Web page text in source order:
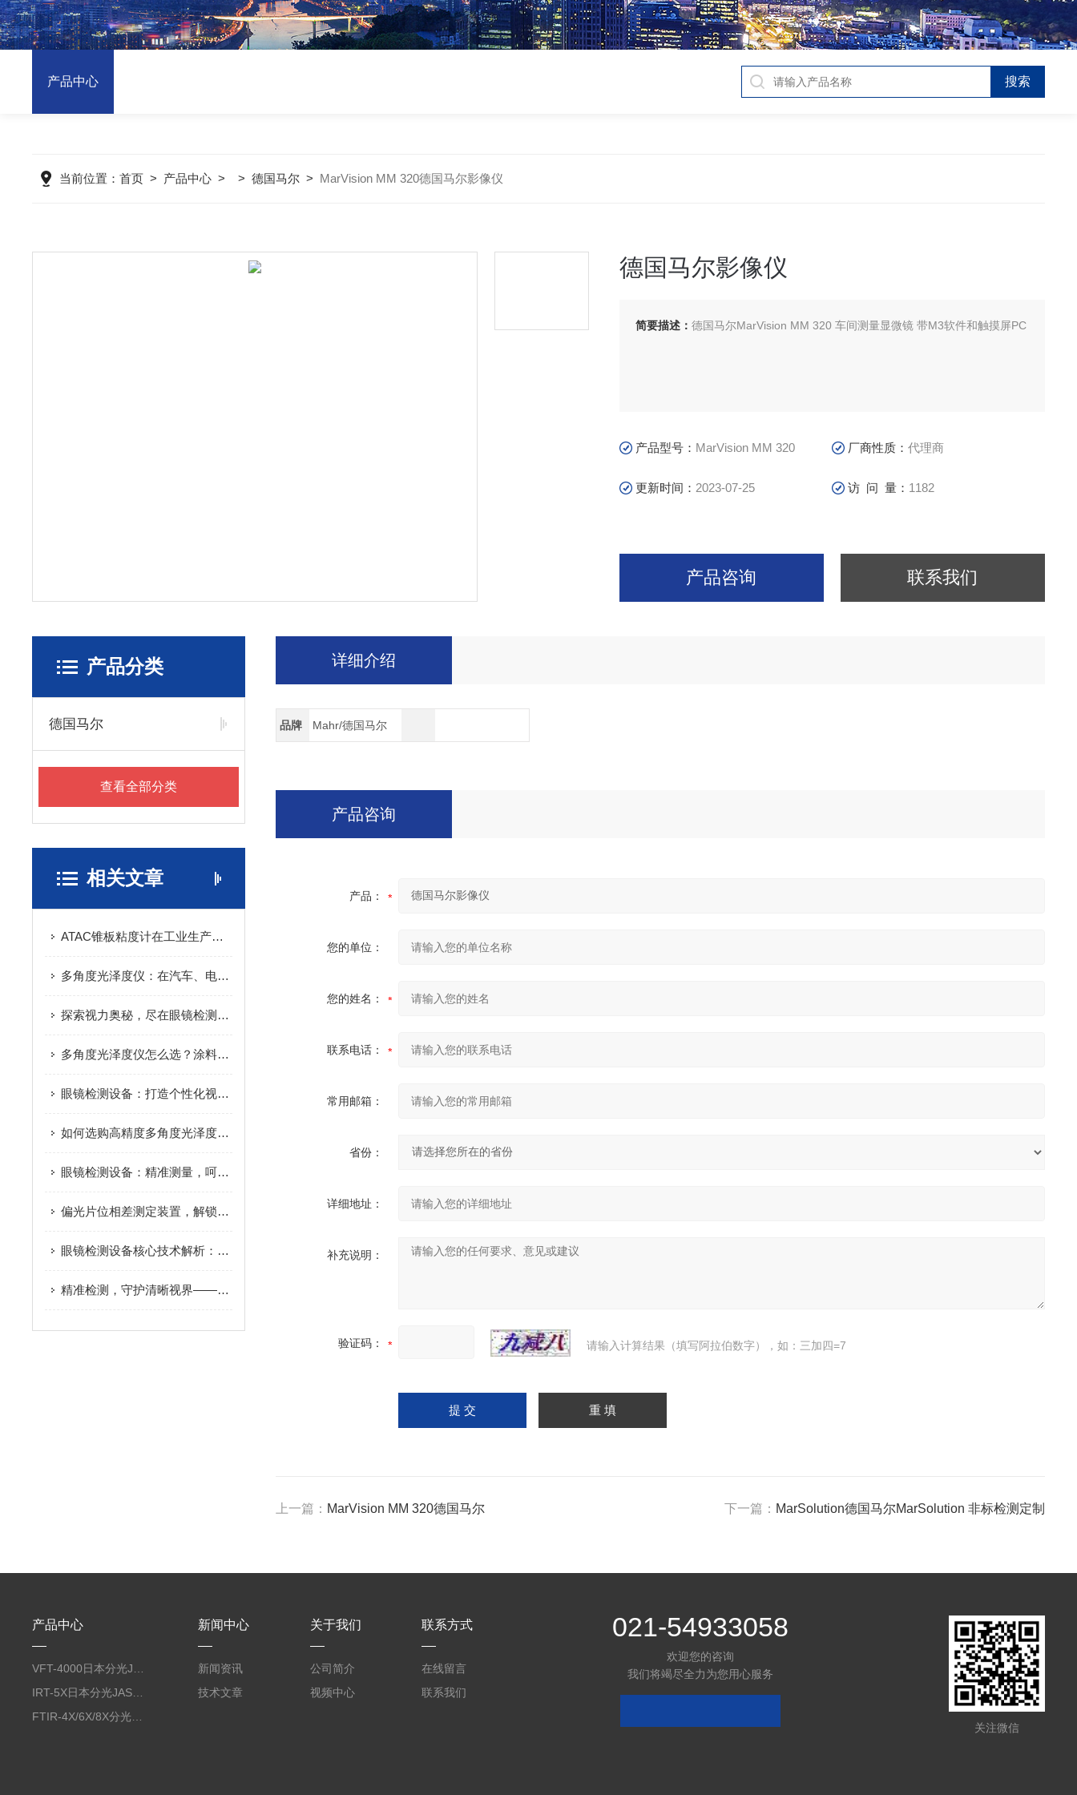
产品中心
当前位置：首页 > 产品中心 > >德国马尔 > MarVision MM 320德国马尔影像仪
德国马尔影像仪
简要描述：德国马尔MarVision MM 320 车间测量显微镜 带M3软件和触摸屏PC
产品型号： MarVision MM 320 厂商性质：代理商
更新时间： 2023-07-25 访 问 量： 1182
产品咨询 联系我们
产品分类
德国马尔
查看全部分类
相关文章
ATAC锥板粘度计在工业生产中的应用
多角度光泽度仪：在汽车、电子和塑料行业的关键应用，确保产品外观的一致性与美观性
探索视力奥秘，尽在眼镜检测设备：一键解锁清晰视界秘密
多角度光泽度仪怎么选？涂料塑胶检测的角度与量程选型指南
眼镜检测设备：打造个性化视觉体验的新篇章
如何选购高精度多角度光泽度仪？测量角度、量程与选型要点全攻略
眼镜检测设备：精准测量，呵护双眼
偏光片位相差测定装置，解锁光学性能新奥秘
眼镜检测设备核心技术解析：光学参数测量、抗冲击测试与透光率检测原理
精准检测，守护清晰视界——智能眼镜检测设备全解析
详细介绍
品牌 Mahr/德国马尔
产品咨询
产品：
您的单位：
您的姓名：
联系电话：
常用邮箱：
省份：
详细地址：
补充说明：
验证码： 请输入计算结果（填写阿拉伯数字），如：三加四=7
上一篇： MarVision MM 320德国马尔 下一篇： MarSolution德国马尔MarSolution 非标检测定制
产品中心 新闻中心
新闻资讯
技术文章
关于我们
公司简介
视频中心
联系方式
在线留言
联系我们
021-54933058
欢迎您的咨询
我们将竭尽全力为您用心服务
关注微信